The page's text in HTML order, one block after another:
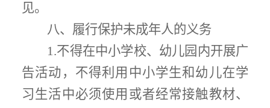
见。
八、履行保护未成年人的义务
1.不得在中小学校、幼儿园内开展广
告活动，不得利用中小学生和幼儿在学
习生活中必须使用或者经常接触教材、